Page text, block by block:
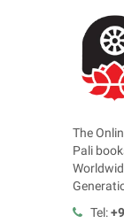
The
Pali
Tel: